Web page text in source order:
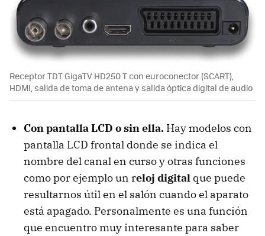
Receptor TDT GigaTV HD250 T con euroconector (SCART),
HDMI, salida de toma de antena y salida óptica digital de audio
Con pantalla LCD o sin ella. Hay modelos con
pantalla LCD frontal donde se indica el
nombre del canal en curso y otras funciones
como por ejemplo un reloj digital que puede
resultarnos útil en el salón cuando el aparato
está apagado. Personalmente es una función
que encuentro muy interesante para saber